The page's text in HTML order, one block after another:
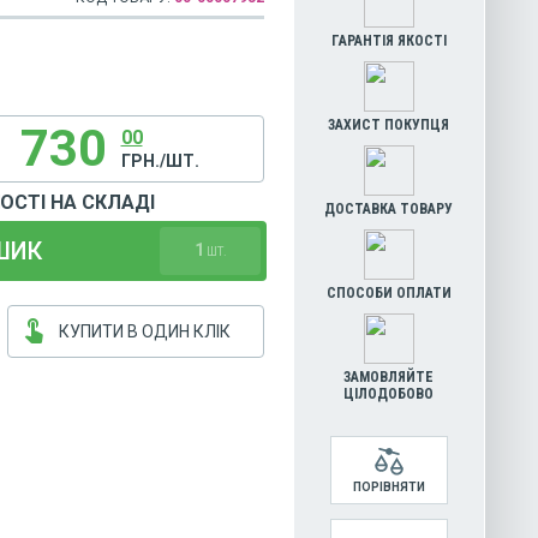
730 00
ГРН./ШТ.
НА СКЛАДІ
1 ШТ.
touch_app КУПИТИ В ОДИН КЛІК
ГАРАНТІЯ ЯКОСТІ
ЗАХИСТ ПОКУПЦЯ
ДОСТАВКА ТОВАРУ
СПОСОБИ ОПЛАТИ
ЗАМОВЛЯЙТЕ
ЦІЛОДОБОВО
ПОРІВНЯТИ